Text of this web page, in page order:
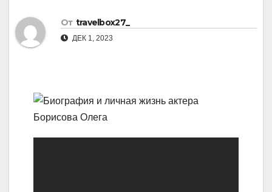
От travelbox27_
ДЕК 1, 2023